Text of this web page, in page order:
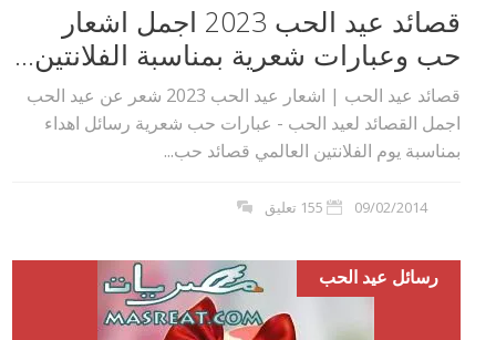
قصائد عيد الحب 2023 اجمل اشعار
حب وعبارات شعرية بمناسبة الفلانتين...
قصائد عيد الحب | اشعار عيد الحب 2023 شعر عن عيد الحب
اجمل القصائد لعيد الحب - عبارات حب شعرية رسائل اهداء
بمناسبة يوم الفلانتين العالمي قصائد حب...
09/02/2014 155 تعليق
رسائل عيد الحب